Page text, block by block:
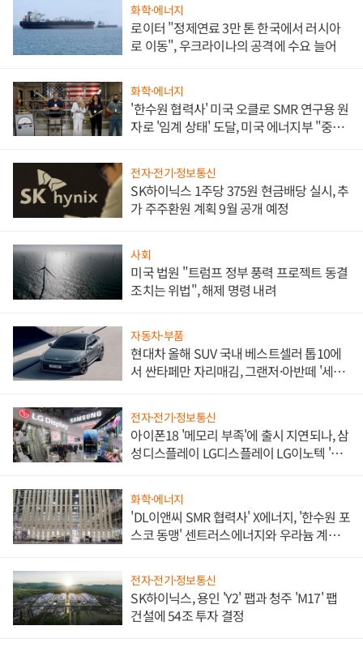
화학·에너지
로이터 "정제연료 3만 톤 한국에서 러시아
로 이동", 우크라이나의 공격에 수요 늘어
화학·에너지
'한수원 협력사' 미국 오클로 SMR 연구용 원
자로 '임계 상태' 도달, 미국 에너지부 "중요
전자·전기·정보통신
SK하이닉스 1주당 375원 현금배당 실시, 추
가 주주환원 계획 9월 공개 예정
사회
미국 법원 "트럼프 정부 풍력 프로젝트 동결
조치는 위법", 해제 명령 내려
자동차·부품
현대차 올해 SUV 국내 베스트셀러 톱10에
서 싼타페만 자리매김, 그랜저·아반떼 '세단
전자·전기·정보통신
아이폰18 '메모리 부족'에 출시 지연되나, 삼
성디스플레이 LG디스플레이 LG이노텍 '탈
화학·에너지
'DL이앤씨 SMR 협력사' X에너지, '한수원 포
스코 동맹' 센트러스에너지와 우라늄 계약
전자·전기·정보통신
SK하이닉스, 용인 'Y2' 팹과 청주 'M17' 팹
건설에 54조 투자 결정